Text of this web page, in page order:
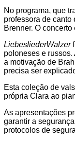
No programa, que
professora de
Brenner. O
LiebesliederWalzer
poloneses e
a motivação de
precisa ser
Esta coleção de
própria Clara ao
As apresentações
garantir a
protocolos de